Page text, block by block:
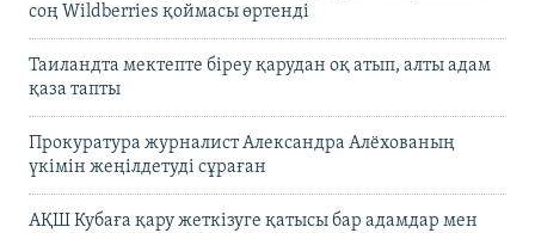
соң Wildberries қоймасы өртенді
Таиландта мектепте біреу қарудан оқ атып, алты адам
қаза тапты
Прокуратура журналист Александра Алёхованың
үкімін жеңілдетуді сұраған
АҚШ Кубаға қару жеткізуге қатысы бар адамдар мен